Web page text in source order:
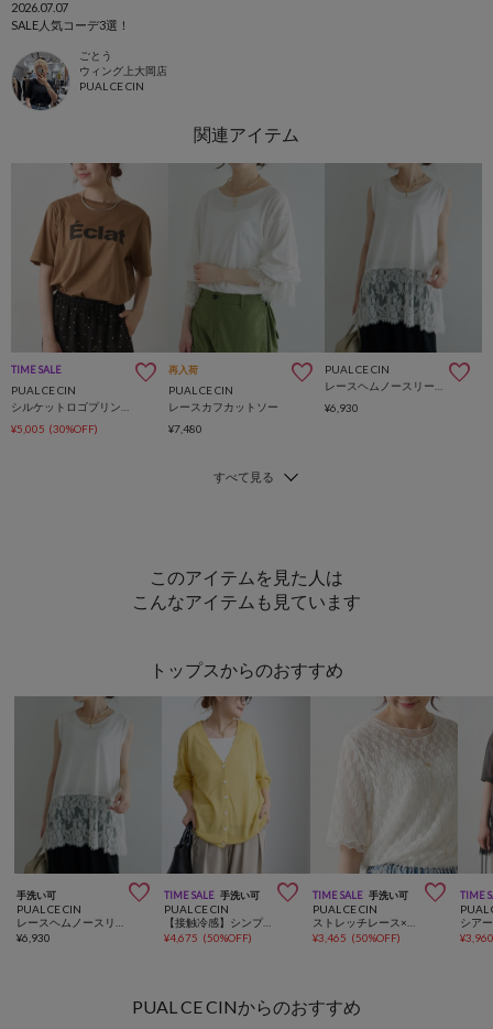
2026.07.07
SALE人気コーデ3選！
ごとう
ウィング上大岡店
PUAL CE CIN
TIME SALE
PUAL CE CIN
¥5,005 (30%OFF)
再入荷
PUAL CE CIN
レースカフカットソー
¥7,480
PUAL CE CIN
¥6,930
このアイテムを見た人は
こんなアイテムも見ています
トップスからのおすすめ
手洗い可 
PUAL CE CIN
¥6,930
TIME SALE 手洗い可 
PUAL CE CIN
¥4,675 (50%OFF)
TIME SALE 手洗い可 
PUAL CE CIN
¥3,465 (50%OFF)
TIME
PUAL
¥
PUAL CE CINからのおすすめ